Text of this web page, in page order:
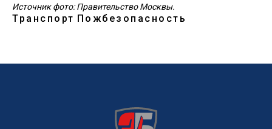
Источник фото: Правительство Москвы.
Транспорт Пожбезопасность